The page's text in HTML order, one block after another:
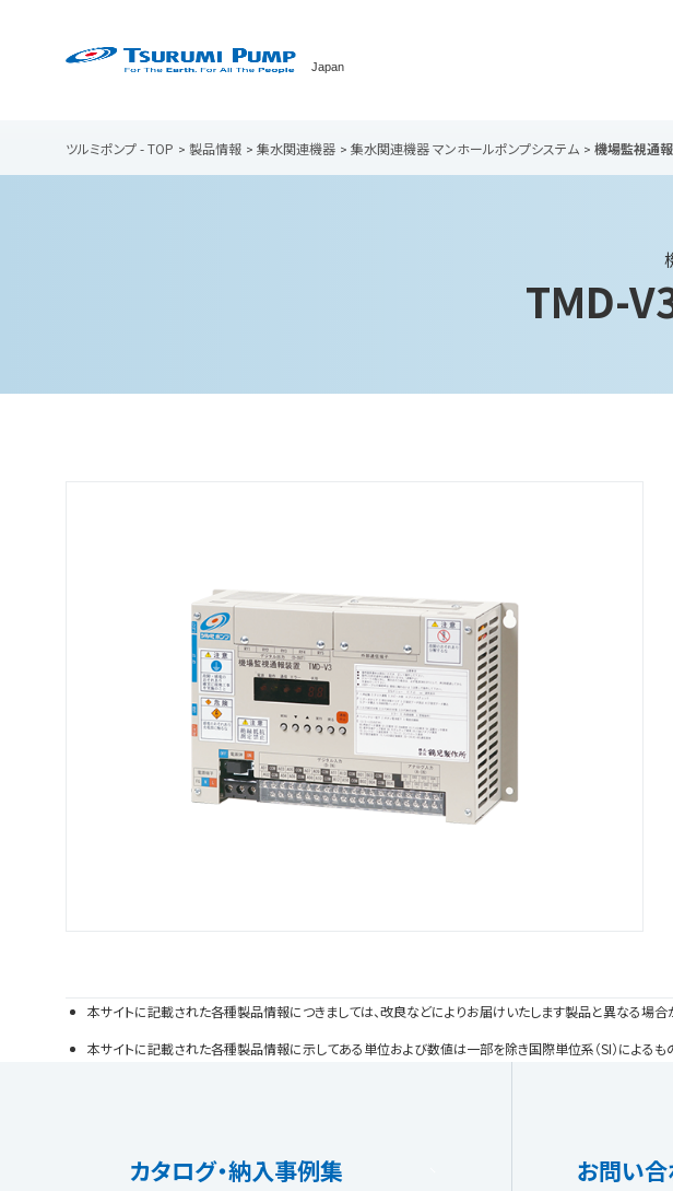
Japan
ツルミポンプ - TOP 製品情報 集水関連機器 集水関連機器 マンホールポンプシステム 機場監視通
TMD-
本サイトに記載された各種製品情報につきましては、改良などによりお届けいたします製品と異なる場
本サイトに記載された各種製品情報に示してある単位および数値は一部を除き国際単位系（SI）によるも
カタログ・納入事例集 お問い